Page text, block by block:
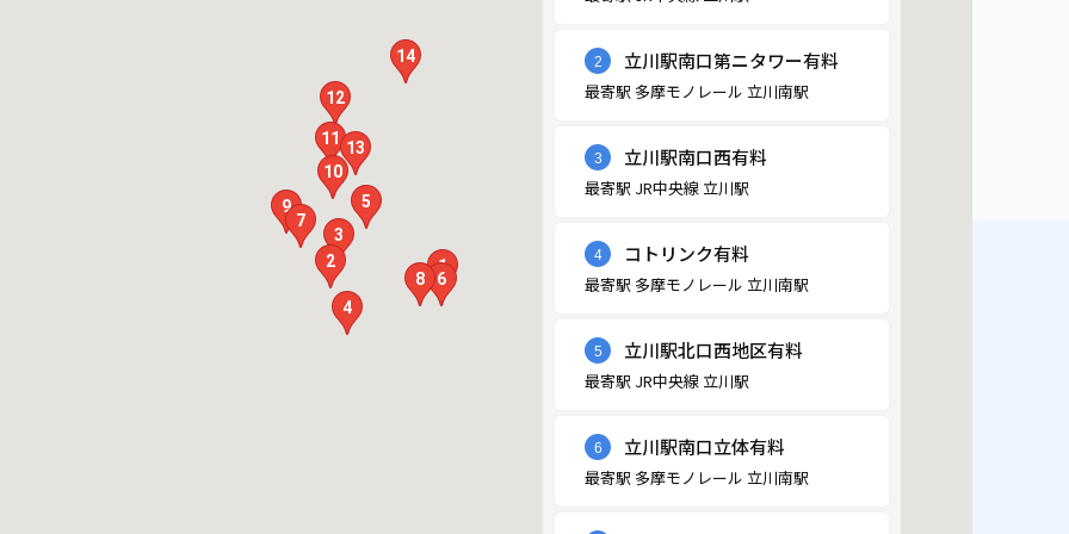
1
2
3
4
5
6
7
8
9
10
11
12
13
14
17
18
2 立川駅南口第ニタワー有料
最寄駅 多摩モノレール 立川南駅
3 立川駅南口西有料
最寄駅 JR中央線 立川駅
4 コトリンク有料
最寄駅 多摩モノレール 立川南駅
5 立川駅北口西地区有料
最寄駅 JR中央線 立川駅
6 立川駅南口立体有料
最寄駅 多摩モノレール 立川南駅